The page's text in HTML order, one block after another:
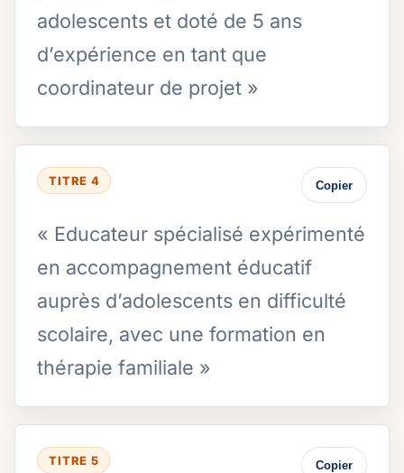
adolescents et doté de 5 ans
d’expérience en tant que
coordinateur de projet »
TITRE 4 Copier
« Educateur spécialisé expérimenté
en accompagnement éducatif
auprès d’adolescents en difficulté
scolaire, avec une formation en
thérapie familiale »
TITRE 5 Copier